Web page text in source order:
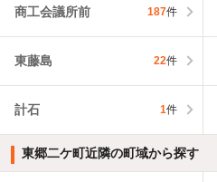
商工会議所前 187件
東藤島 22件
計石 1件
東郷二ケ町近隣の町域から探す